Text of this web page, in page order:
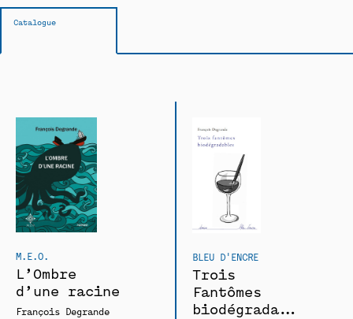
Catalogue
M.E.O.
L’Ombre
d’une racine
François Degrande
BLEU D'ENCRE
Trois
Fantômes
biodégradables